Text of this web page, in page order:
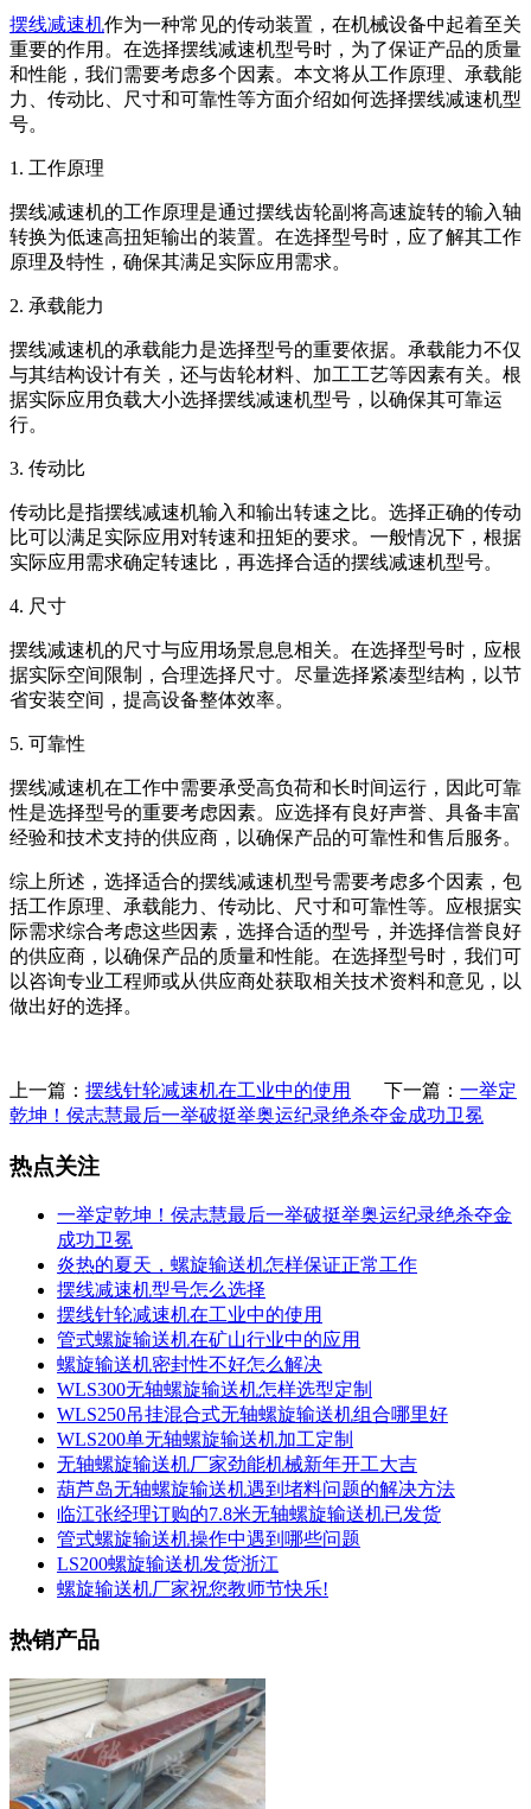
摆线减速机作为一种常见的传动装置，在机械设备中起着至关
重要的作用。在选择摆线减速机型号时，为了保证产品的质量
和性能，我们需要考虑多个因素。本文将从工作原理、承载能
力、传动比、尺寸和可靠性等方面介绍如何选择摆线减速机型
号。
1. 工作原理
摆线减速机的工作原理是通过摆线齿轮副将高速旋转的输入轴
转换为低速高扭矩输出的装置。在选择型号时，应了解其工作
原理及特性，确保其满足实际应用需求。
2. 承载能力
摆线减速机的承载能力是选择型号的重要依据。承载能力不仅
与其结构设计有关，还与齿轮材料、加工工艺等因素有关。根
据实际应用负载大小选择摆线减速机型号，以确保其可靠运
行。
3. 传动比
传动比是指摆线减速机输入和输出转速之比。选择正确的传动
比可以满足实际应用对转速和扭矩的要求。一般情况下，根据
实际应用需求确定转速比，再选择合适的摆线减速机型号。
4. 尺寸
摆线减速机的尺寸与应用场景息息相关。在选择型号时，应根
据实际空间限制，合理选择尺寸。尽量选择紧凑型结构，以节
省安装空间，提高设备整体效率。
5. 可靠性
摆线减速机在工作中需要承受高负荷和长时间运行，因此可靠
性是选择型号的重要考虑因素。应选择有良好声誉、具备丰富
经验和技术支持的供应商，以确保产品的可靠性和售后服务。
综上所述，选择适合的摆线减速机型号需要考虑多个因素，包
括工作原理、承载能力、传动比、尺寸和可靠性等。应根据实
际需求综合考虑这些因素，选择合适的型号，并选择信誉良好
的供应商，以确保产品的质量和性能。在选择型号时，我们可
以咨询专业工程师或从供应商处获取相关技术资料和意见，以
做出好的选择。
上一篇： 摆线针轮减速机在工业中的使用 下一篇： 一举定
乾坤！侯志慧最后一举破挺举奥运纪录绝杀夺金成功卫冕
热点关注
一举定乾坤！侯志慧最后一举破挺举奥运纪录绝杀夺金
成功卫冕
炎热的夏天，螺旋输送机怎样保证正常工作
摆线减速机型号怎么选择
摆线针轮减速机在工业中的使用
管式螺旋输送机在矿山行业中的应用
螺旋输送机密封性不好怎么解决
WLS300无轴螺旋输送机怎样选型定制
WLS250吊挂混合式无轴螺旋输送机组合哪里好
WLS200单无轴螺旋输送机加工定制
无轴螺旋输送机厂家劲能机械新年开工大吉
葫芦岛无轴螺旋输送机遇到堵料问题的解决方法
临江张经理订购的7.8米无轴螺旋输送机已发货
管式螺旋输送机操作中遇到哪些问题
LS200螺旋输送机发货浙江
螺旋输送机厂家祝您教师节快乐!
热销产品